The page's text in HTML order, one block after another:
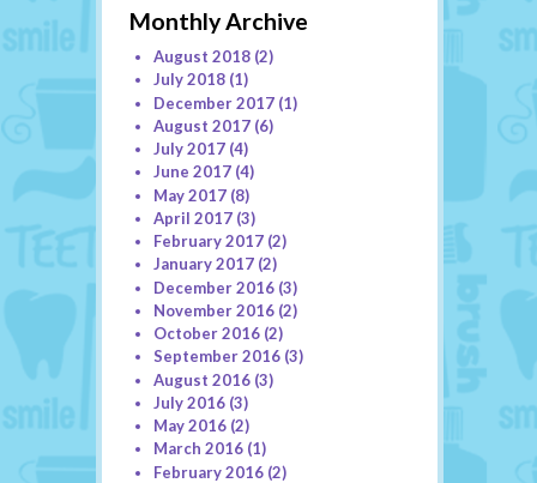
Monthly Archive
August 2018(2)
July 2018(1)
December 2017(1)
August 2017(6)
July 2017(4)
June 2017(4)
May 2017(8)
April 2017(3)
February 2017(2)
January 2017(2)
December 2016(3)
November 2016(2)
October 2016(2)
September 2016(3)
August 2016(3)
July 2016(3)
May 2016(2)
March 2016(1)
February 2016(2)